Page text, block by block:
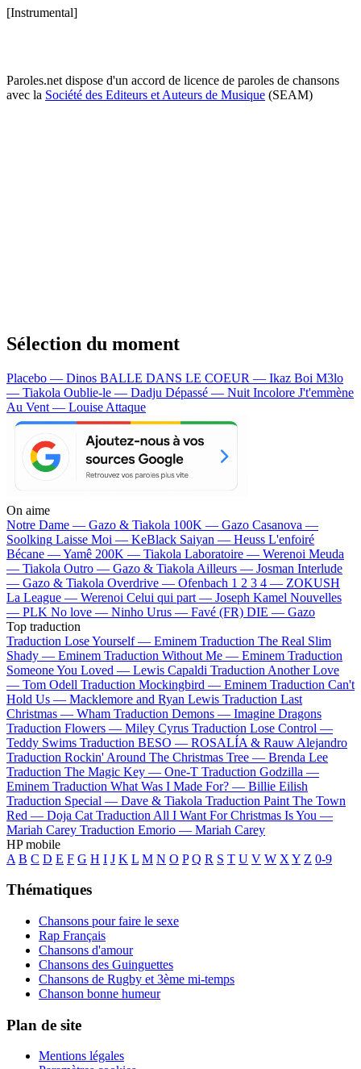
[Instrumental]
Paroles.net dispose d'un accord de licence de paroles de chansons
avec la Société des Editeurs et Auteurs de Musique (SEAM)
Sélection du moment
Placebo — Dinos BALLE DANS LE COEUR — Ikaz Boi M3lo
— Tiakola Oublie-le — Dadju Dépassé — Nuit Incolore J't'emmène
Au Vent — Louise Attaque
On aime
Notre Dame — Gazo & Tiakola 100K — Gazo Casanova —
Soolking Laisse Moi — KeBlack Saiyan — Heuss L'enfoiré
Bécane —Yamê 200K — Tiakola Laboratoire — Werenoi Meuda
— Tiakola Outro — Gazo & Tiakola Ailleurs — Josman Interlude
— Gazo & Tiakola Overdrive — Ofenbach 1 2 3 4 — ZOKUSH
La League — Werenoi Celui qui part — Joseph Kamel Nouvelles
— PLK No love — Ninho Urus — Favé (FR) DIE — Gazo
Top traduction
Traduction Lose Yourself — Eminem Traduction The Real Slim
Shady — Eminem Traduction Without Me — Eminem Traduction
Someone You Loved — Lewis Capaldi Traduction Another Love
— Tom Odell Traduction Mockingbird — Eminem Traduction Can't
Hold Us — Macklemore and Ryan Lewis Traduction Last
Christmas — Wham Traduction Demons — Imagine Dragons
Traduction Flowers — Miley Cyrus Traduction Lose Control —
Teddy Swims Traduction BESO — ROSALÍA & Rauw Alejandro
Traduction Rockin' Around The Christmas Tree — Brenda Lee
Traduction The Magic Key — One-T Traduction Godzilla —
Eminem Traduction What Was I Made For? — Billie Eilish
Traduction Special — Dave & Tiakola Traduction Paint The Town
Red — Doja Cat Traduction All I Want For Christmas Is You —
Mariah Carey Traduction Emorio — Mariah Carey
HP mobile
A B C D E F G H I J K L M N O P Q R S T U V W X Y Z 0-9
Thématiques
Chansons pour faire le sexe
Rap Français
Chansons d'amour
Chansons des Guinguettes
Chansons de Rugby et 3ème mi-temps
Chanson bonne humeur
Plan de site
Mentions légales